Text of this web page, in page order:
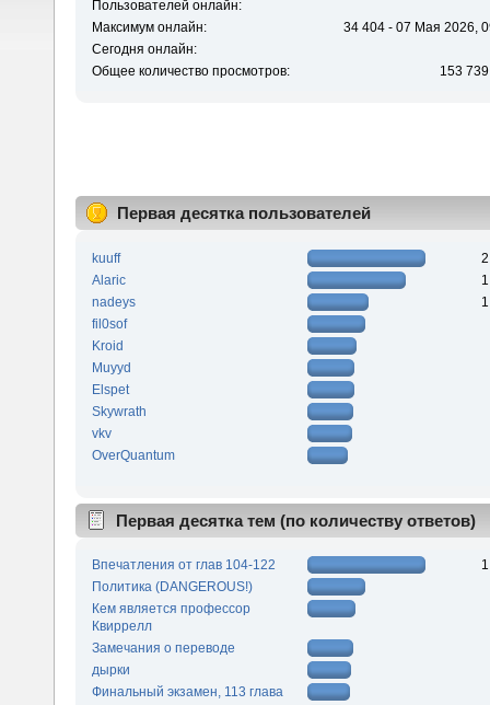
Пользователей онлайн:
Максимум онлайн:
34 404 - 07 Мая 2026,
Сегодня онлайн:
Общее количество просмотров:
153
Первая десятка пользователей
kuuff
Alaric
nadeys
fil0sof
Kroid
Muyyd
Elspet
Skywrath
vkv
OverQuantum
Первая десятка тем (по количеству ответов)
Впечатления от глав 104-122
Политика (DANGEROUS!)
Кем является профессор
Квиррелл
Замечания о переводе
дырки
Финальный экзамен, 113 глава